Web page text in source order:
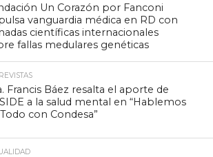
Un Corazón por Fanconi
vanguardia médica en RD con
científicas internacionales
fallas medulares genéticas
Francis Báez resalta el aporte de
a la salud mental en “Hablemos
con Condesa”